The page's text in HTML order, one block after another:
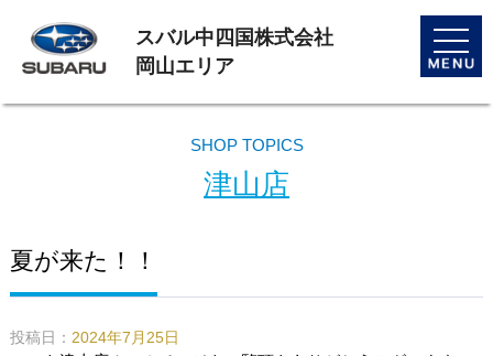
toggle
スバル中四国株式会社
岡山エリア
SHOP TOPICS
津山店
夏が来た！！
投稿日： 2024年7月25日